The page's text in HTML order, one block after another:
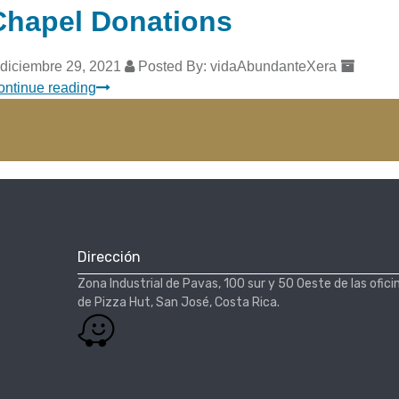
Donations
diciembre 29, 2021
Posted By: vidaAbundanteXera
reading
Dirección
Zona Industrial de Pavas, 100 sur y 50 Oeste de las
de Pizza Hut, San José, Costa Rica.​